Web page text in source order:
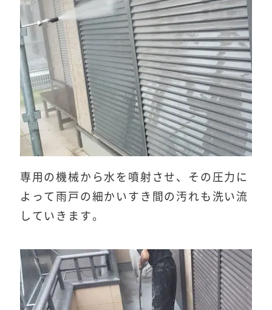
専用の機械から水を噴射させ、その圧力に
よって雨戸の細かいすき間の汚れも洗い流
していきます。